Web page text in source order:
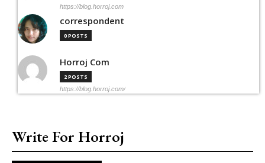
https://blog.horroj.com
correspondent
0 POSTS
Horroj Com
2 POSTS
https://blog.horroj.com/
Write For Horroj